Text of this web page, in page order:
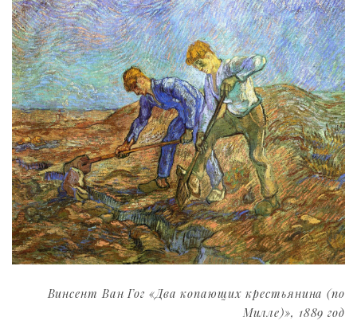
Винсент Ван Гог «Два копающих крестьянина (по
Милле)», 1889 год